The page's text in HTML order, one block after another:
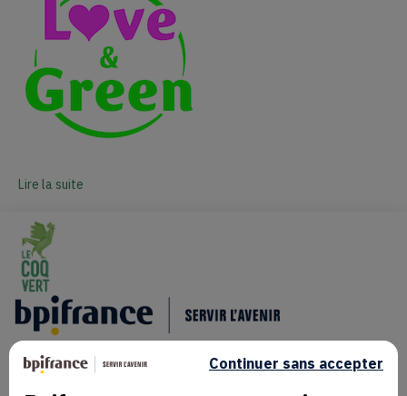
Lire la suite
Continuer sans accepter